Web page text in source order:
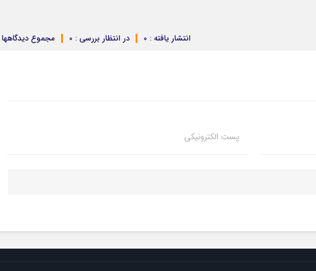
مجموع دیدگاهها در انتظار بررسی : 0 انتشار یافته : 0
پست الکترونیکی